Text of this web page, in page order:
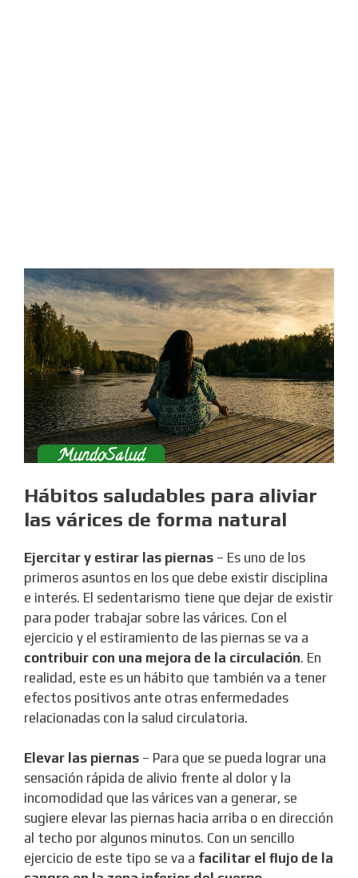
Hábitos saludables para aliviar
las várices de forma natural
Ejercitar y estirar las piernas – Es uno de los
primeros asuntos en los que debe existir disciplina
e interés. El sedentarismo tiene que dejar de existir
para poder trabajar sobre las várices. Con el
ejercicio y el estiramiento de las piernas se va a
contribuir con una mejora de la circulación. En
realidad, este es un hábito que también va a tener
efectos positivos ante otras enfermedades
relacionadas con la salud circulatoria.
Elevar las piernas – Para que se pueda lograr una
sensación rápida de alivio frente al dolor y la
incomodidad que las várices van a generar, se
sugiere elevar las piernas hacia arriba o en dirección
al techo por algunos minutos. Con un sencillo
ejercicio de este tipo se va a facilitar el flujo de la